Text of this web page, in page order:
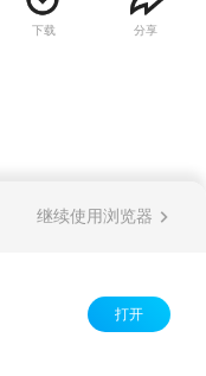
之贤，情人之美，红莲
之情，华妖之媚，以及学
下载 分享
继续使用浏览器
打开